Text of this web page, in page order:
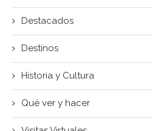
Destacados
Destinos
Historia y Cultura
Qué ver y hacer